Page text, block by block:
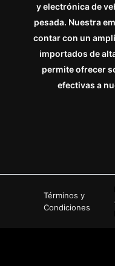
y electrónica de
pesada. Nuestra
contar con un
importados de
permite ofrecer
efectivas a
Términos y
Condiciones